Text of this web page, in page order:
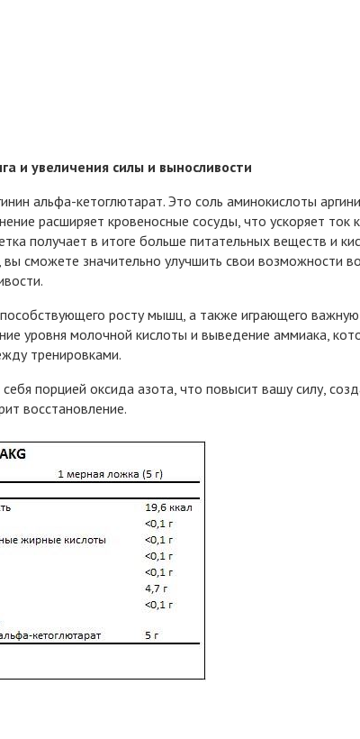
и увеличения силы и выносливости
альфа-кетоглютарат. Это соль аминокислоты
расширяет кровеносные сосуды, что ускоряет ток
получает в итоге больше питательных веществ и
сможете значительно улучшить свои возможности
росту мышц, а также играющего
уровня молочной кислоты и выведение аммиака,
тренировками.
порцией оксида азота, что повысит вашу силу,
восстановление.